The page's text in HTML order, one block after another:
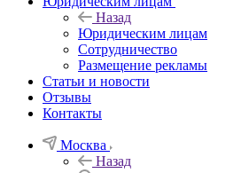
Назад
Юридическим лицам
Сотрудничество
Размещение рекламы
Статьи и новости
Отзывы
Контакты
Москва
Назад